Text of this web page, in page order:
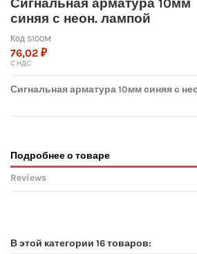
Сигнальная арматура 10мм
синяя с неон. лампой
Код S100M
76,02 ₽
С НДС
Сигнальная арматура 10мм синяя с
Подробнее о товаре
Reviews
В этой категории 16 товаров: